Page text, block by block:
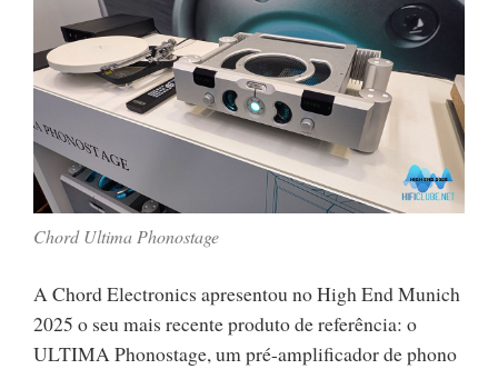
Chord Ultima Phonostage
A Chord Electronics apresentou no High End Munich
2025 o seu mais recente produto de referência: o
ULTIMA Phonostage, um pré-amplificador de phono